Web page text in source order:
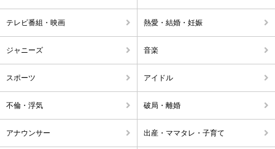
テレビ番組・映画 熱愛・結婚・妊娠
ジャニーズ 音楽
スポーツ アイドル
不倫・浮気 破局・離婚
アナウンサー 出産・ママタレ・子育て